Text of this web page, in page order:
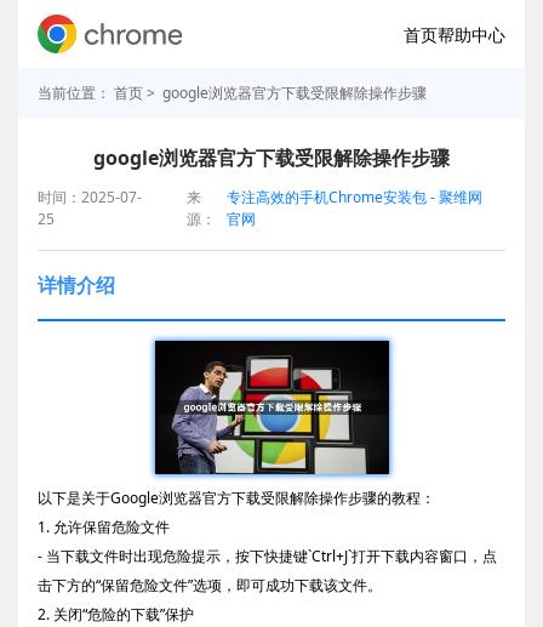
首页帮助中心
当前位置： 首页> google浏览器官方下载受限解除操作步骤
google浏览器官方下载受限解除操作步骤
时间：2025-07-
25
来
源：
专注高效的手机Chrome安装包 - 聚维网
官网
详情介绍
以下是关于Google浏览器官方下载受限解除操作步骤的教程：
1. 允许保留危险文件
- 当下载文件时出现危险提示，按下快捷键`Ctrl+J`打开下载内容窗口，点
击下方的“保留危险文件”选项，即可成功下载该文件。
2. 关闭“危险的下载”保护